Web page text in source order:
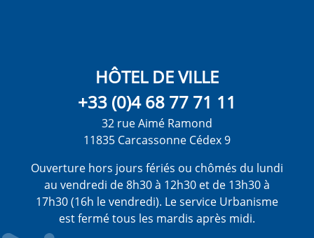
HÔTEL DE VILLE
+33 (0)4 68 77 71 11
32 rue Aimé Ramond
11835 Carcassonne Cédex 9
Ouverture hors jours fériés ou chômés du lundi
au vendredi de 8h30 à 12h30 et de 13h30 à
17h30 (16h le vendredi). Le service Urbanisme
est fermé tous les mardis après midi.